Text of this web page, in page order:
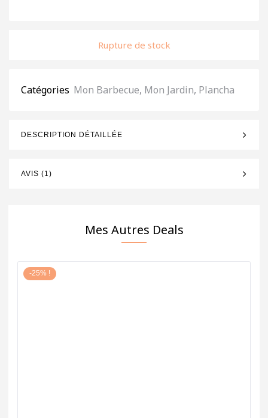
Rupture de stock
Catégories Mon Barbecue, Mon Jardin, Plancha
DESCRIPTION DÉTAILLÉE
AVIS (1)
Mes Autres Deals
-25% !